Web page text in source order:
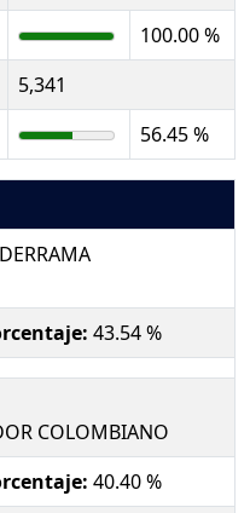
100.00 %
5,341
56.45 %
43.54 %
COLOMBIANO
40.40 %